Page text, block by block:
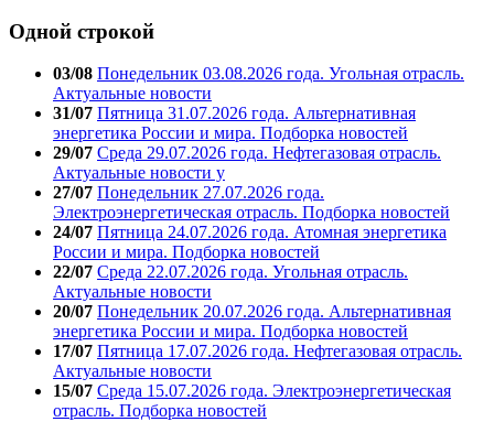
Одной строкой
03/08 Понедельник 03.08.2026 года. Угольная отрасль.
Актуальные новости
31/07 Пятница 31.07.2026 года. Альтернативная
энергетика России и мира. Подборка новостей
29/07 Среда 29.07.2026 года. Нефтегазовая отрасль.
Актуальные новости у
27/07 Понедельник 27.07.2026 года.
Электроэнергетическая отрасль. Подборка новостей
24/07 Пятница 24.07.2026 года. Атомная энергетика
России и мира. Подборка новостей
22/07 Среда 22.07.2026 года. Угольная отрасль.
Актуальные новости
20/07 Понедельник 20.07.2026 года. Альтернативная
энергетика России и мира. Подборка новостей
17/07 Пятница 17.07.2026 года. Нефтегазовая отрасль.
Актуальные новости
15/07 Среда 15.07.2026 года. Электроэнергетическая
отрасль. Подборка новостей